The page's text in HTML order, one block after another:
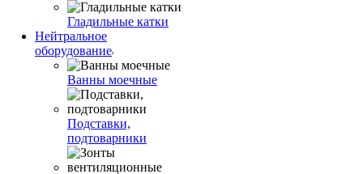
Гладильные катки
Нейтральное
оборудование
Ванны моечные
Подставки,
подтоварники